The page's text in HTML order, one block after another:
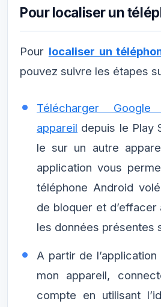
Pour localiser un
Pour localiser un
pouvez suivre les étapes
Télécharger
appareil depuis le Play
le sur un autre
application vous
téléphone Android
de bloquer et
les données présentes
A partir de
mon appareil,
compte en utilisant